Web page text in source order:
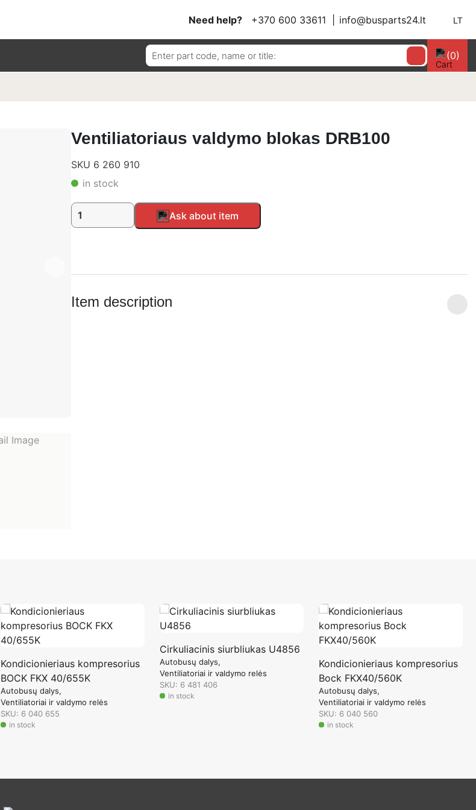
Need help? +370 600 33611 info@busparts24.lt LT
Ieškoti: (0)
Ventiliatoriaus valdymo blokas DRB100
SKU 6 260 910
in stock
produkto
kiekis:
Ask about item
Alternative:
Item description
Kondicionieriaus kompresorius
BOCK FKX 40/655K
Autobusų dalys
Ventiliatoriai ir valdymo relės
SKU: 6 040 655
in stock
Cirkuliacinis siurbliukas U4856
Autobusų dalys
Ventiliatoriai ir valdymo relės
SKU: 6 481 406
in stock
Kondicionieriaus kompresorius
Bock FKX40/560K
Autobusų dalys
Ventiliatoriai ir valdymo relės
SKU: 6 040 560
in stock